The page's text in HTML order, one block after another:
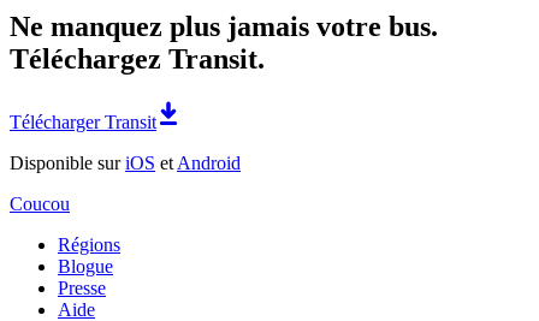
Ne manquez plus jamais votre bus.
Téléchargez Transit.
Télécharger Transit
Disponible suriOS et Android
Coucou
Régions
Blogue
Presse
Aide